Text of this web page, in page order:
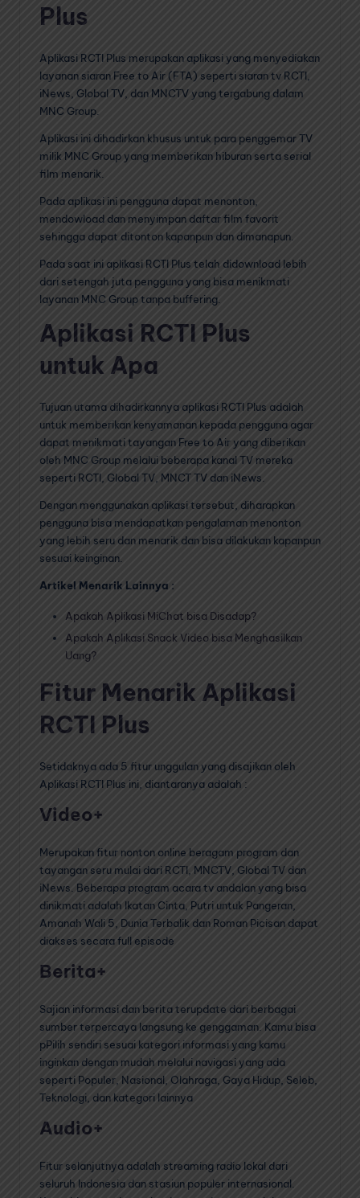
Plus
Aplikasi RCTI Plus merupakan aplikasi yang menyediakan
layanan siaran Free to Air (FTA) seperti siaran tv RCTI,
iNews, Global TV, dan MNCTV yang tergabung dalam
MNC Group.
Aplikasi ini dihadirkan khusus untuk para penggemar TV
milik MNC Group yang memberikan hiburan serta serial
film menarik.
Pada aplikasi ini pengguna dapat menonton,
mendowload dan menyimpan daftar film favorit
sehingga dapat ditonton kapanpun dan dimanapun.
Pada saat ini aplikasi RCTI Plus telah didownload lebih
dari setengah juta pengguna yang bisa menikmati
layanan MNC Group tanpa buffering.
Aplikasi RCTI Plus
untuk Apa
Tujuan utama dihadirkannya aplikasi RCTI Plus adalah
untuk memberikan kenyamanan kepada pengguna agar
dapat menikmati tayangan Free to Air yang diberikan
oleh MNC Group melalui beberapa kanal TV mereka
seperti RCTI, Global TV, MNCT TV dan iNews.
Dengan menggunakan aplikasi tersebut, diharapkan
pengguna bisa mendapatkan pengalaman menonton
yang lebih seru dan menarik dan bisa dilakukan kapanpun
sesuai keinginan.
Artikel Menarik Lainnya :
Apakah Aplikasi MiChat bisa Disadap?
Apakah Aplikasi Snack Video bisa Menghasilkan
Uang?
Fitur Menarik Aplikasi
RCTI Plus
Setidaknya ada 5 fitur unggulan yang disajikan oleh
Aplikasi RCTI Plus ini, diantaranya adalah :
Video+
Merupakan fitur nonton online beragam program dan
tayangan seru mulai dari RCTI, MNCTV, Global TV dan
iNews. Beberapa program acara tv andalan yang bisa
dinikmati adalah Ikatan Cinta, Putri untuk Pangeran,
Amanah Wali 5, Dunia Terbalik dan Roman Picisan dapat
diakses secara full episode
Berita+
Sajian informasi dan berita terupdate dari berbagai
sumber terpercaya langsung ke genggaman. Kamu bisa
pPilih sendiri sesuai kategori informasi yang kamu
inginkan dengan mudah melalui navigasi yang ada
seperti Populer, Nasional, Olahraga, Gaya Hidup, Seleb,
Teknologi, dan kategori lainnya
Audio+
Fitur selanjutnya adalah streaming radio lokal dari
seluruh Indonesia dan stasiun populer internasional.